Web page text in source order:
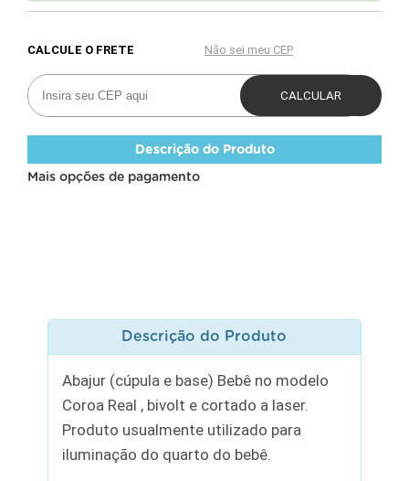
Descrição do Produto
Mais opções de pagamento
Descrição do Produto
Abajur (cúpula e base) Bebê no modelo
Coroa Real , bivolt e cortado a laser.
Produto usualmente utilizado para
iluminação do quarto do bebê.